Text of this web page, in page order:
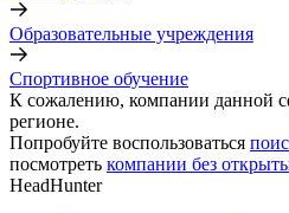
Образовательные учреждения
Спортивное обучение
К сожалению, компании данной
регионе.
Попробуйте воспользоваться
посмотреть компании без
HeadHunter